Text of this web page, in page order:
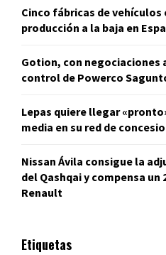
Cinco fábricas de
producción a la baja en
Gotion, con negociaciones
control de Powerco
Lepas quiere llegar
media en su red de
Nissan Ávila consigue la
del Qashqai y compensa un
Renault
Etiquetas